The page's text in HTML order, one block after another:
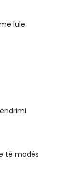
lule
të modës